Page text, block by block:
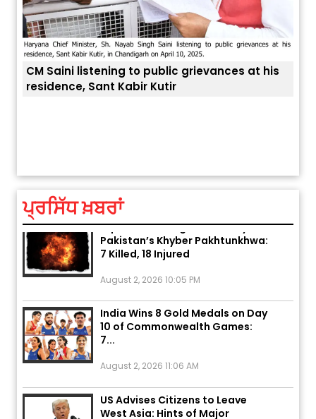
CM Saini listening to public grievances at his
residence, Sant Kabir Kutir
ਪ੍ਰਸਿੱਧ ਖ਼ਬਰਾਂ
August 5, 2026 6:23 AM
Explosion During Peace Rally in
Pakistan’s Khyber Pakhtunkhwa:
7 Killed, 18 Injured
India Wins 8 Gold Medals on Day
10 of Commonwealth Games:
7...
US Advises Citizens to Leave
West Asia: Hints of Major
Military Attack...